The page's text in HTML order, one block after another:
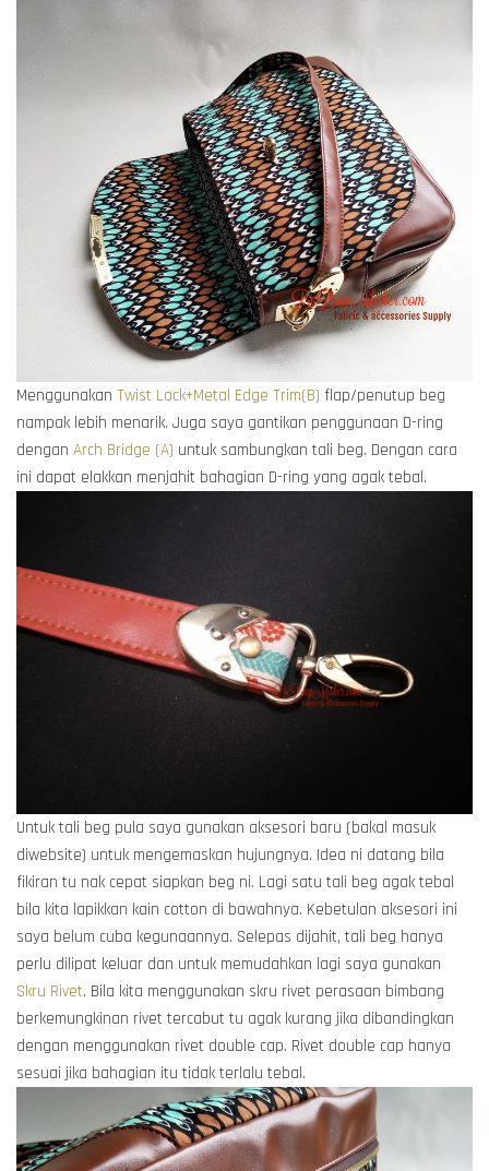
Menggunakan Twist Lock+Metal Edge Trim(B) flap/penutup beg
nampak lebih menarik. Juga saya gantikan penggunaan D-ring
dengan Arch Bridge (A) untuk sambungkan tali beg. Dengan cara
ini dapat elakkan menjahit bahagian D-ring yang agak tebal.
Untuk tali beg pula saya gunakan aksesori baru (bakal masuk
diwebsite) untuk mengemaskan hujungnya. Idea ni datang bila
fikiran tu nak cepat siapkan beg ni. Lagi satu tali beg agak tebal
bila kita lapikkan kain cotton di bawahnya. Kebetulan aksesori ini
saya belum cuba kegunaannya. Selepas dijahit, tali beg hanya
perlu dilipat keluar dan untuk memudahkan lagi saya gunakan
Skru Rivet. Bila kita menggunakan skru rivet perasaan bimbang
berkemungkinan rivet tercabut tu agak kurang jika dibandingkan
dengan menggunakan rivet double cap. Rivet double cap hanya
sesuai jika bahagian itu tidak terlalu tebal.